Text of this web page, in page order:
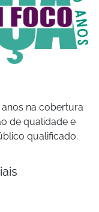
na cobertura
de qualidade e
qualificado.